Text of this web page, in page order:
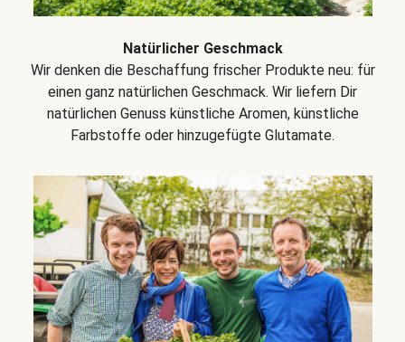
Natürlicher Geschmack
Wir denken die Beschaffung frischer Produkte neu: für
einen ganz natürlichen Geschmack. Wir liefern Dir
natürlichen Genuss künstliche Aromen, künstliche
Farbstoffe oder hinzugefügte Glutamate.